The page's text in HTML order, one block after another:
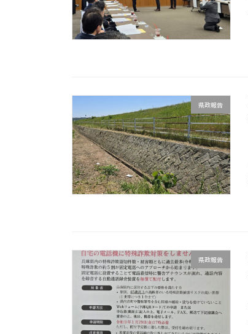
県政報告
県政報告